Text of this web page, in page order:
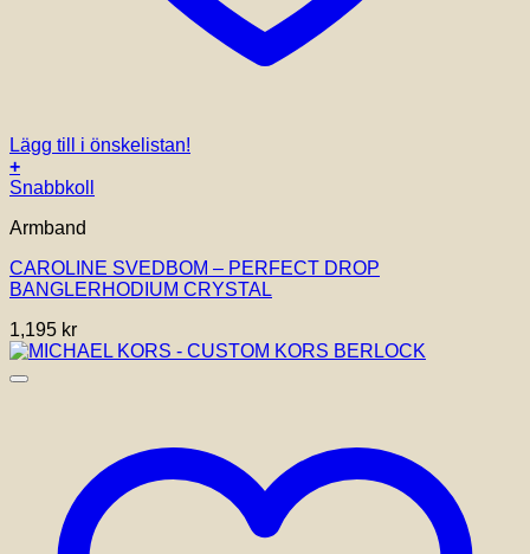
Lägg till i önskelistan!
+
Snabbkoll
Armband
CAROLINE SVEDBOM – PERFECT DROP
BANGLERHODIUM CRYSTAL
1,195 kr